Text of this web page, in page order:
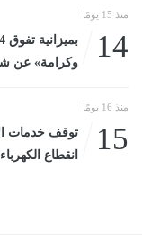
منذ 15 يومًا
14
وكرامة» عن شهر...
منذ 16 يومًا
15
توقف خدمات
انقطاع الكهرباء